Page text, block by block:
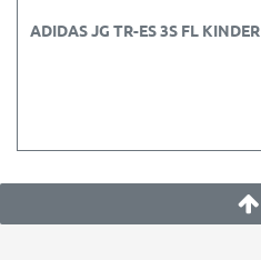
ADIDAS JG TR-ES 3S FL KINDER